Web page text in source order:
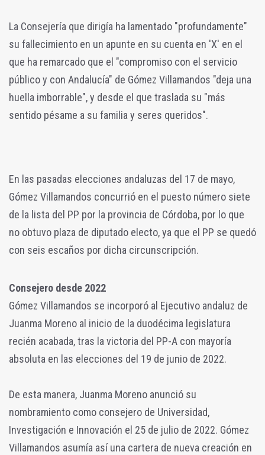
La Consejería que dirigía ha lamentado "profundamente"
su fallecimiento en un apunte en su cuenta en 'X' en el
que ha remarcado que el "compromiso con el servicio
público y con Andalucía" de Gómez Villamandos "deja una
huella imborrable", y desde el que traslada su "más
sentido pésame a su familia y seres queridos".
En las pasadas elecciones andaluzas del 17 de mayo,
Gómez Villamandos concurrió en el puesto número siete
de la lista del PP por la provincia de Córdoba, por lo que
no obtuvo plaza de diputado electo, ya que el PP se quedó
con seis escaños por dicha circunscripción.
Consejero desde 2022
Gómez Villamandos se incorporó al Ejecutivo andaluz de
Juanma Moreno al inicio de la duodécima legislatura
recién acabada, tras la victoria del PP-A con mayoría
absoluta en las elecciones del 19 de junio de 2022.
De esta manera, Juanma Moreno anunció su
nombramiento como consejero de Universidad,
Investigación e Innovación el 25 de julio de 2022. Gómez
Villamandos asumía así una cartera de nueva creación en